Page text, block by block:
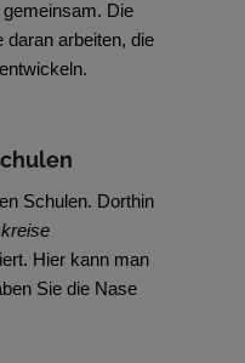
Die
arbeiten, die
Schulen. Dorthin
Hier kann man
Sie die Nase